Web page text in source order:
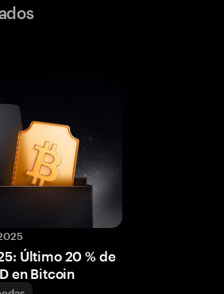
Último 20 % de
en Bitcoin